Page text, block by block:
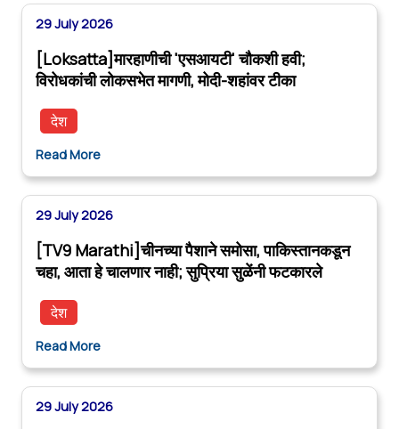
29 July 2026
[Loksatta]मारहाणीची 'एसआयटी' चौकशी हवी;
विरोधकांची लोकसभेत मागणी, मोदी-शहांवर टीका
देश
Read More
29 July 2026
[TV9 Marathi]चीनच्या पैशाने समोसा, पाकिस्तानकडून
चहा, आता हे चालणार नाही; सुप्रिया सुळेंनी फटकारले
देश
Read More
29 July 2026